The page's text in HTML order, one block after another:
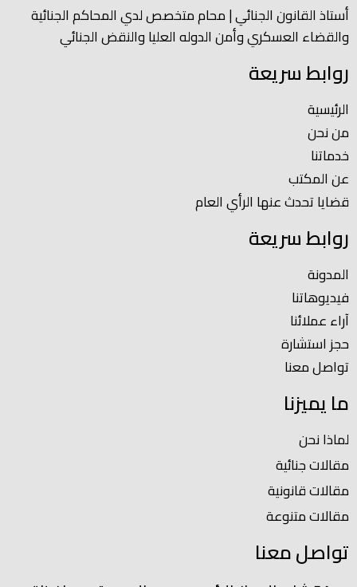
أستاذ القانون الجنائي | محام متخصص لدي المحاكم الجنائية
والقضاء العسكري وأمن الدوله العليا والنقض الجنائي
روابط سريعة
الرئيسية
من نحن
خدماتنا
عن المكتب
قضايا تحدث عنها الرأي العام
روابط سريعة
المدونة
فيديوهاتنا
آراء عملائنا
حجز استشارة
تواصل معنا
ما يميزنا
لماذا نحن
مقالات جنائية
مقالات قانونية
مقالات متنوعة
تواصل معنا